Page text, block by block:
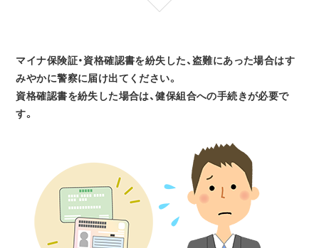
マイナ保険証・資格確認書を紛失した、盗難にあった場合はす
みやかに警察に届け出てください。
資格確認書を紛失した場合は、健保組合への手続きが必要で
す。